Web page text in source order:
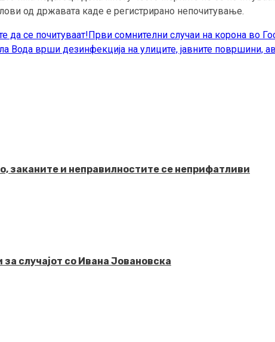
од државата каде е регистрирано непочитување.
да се почитуваат!Први сомнителни случаи на корона во
Вода врши дезинфекција на улиците, јавните површини,
заканите и неправилностите се неприфатливи
случајот со Ивана Јовановска